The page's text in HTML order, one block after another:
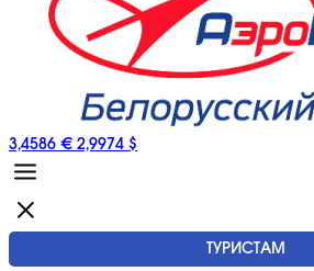
3,4586 € 2,9974 $
ТУРИСТАМ